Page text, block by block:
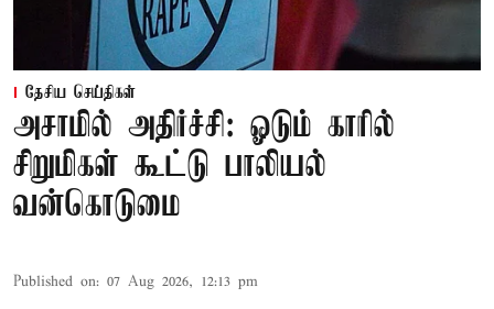
தேசிய செய்திகள்
அசாமில் அதிர்ச்சி: ஓடும் காரில்
சிறுமிகள் கூட்டு பாலியல்
வன்கொடுமை
Published on: 07 Aug 2026, 12:13 pm